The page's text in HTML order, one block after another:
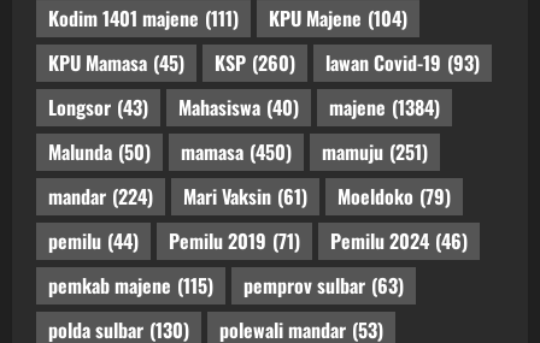
Kodim 1401 majene (111) KPU Majene (104)
KPU Mamasa (45) KSP (260) lawan Covid-19 (93)
Longsor (43) Mahasiswa (40) majene (1384)
Malunda (50) mamasa (450) mamuju (251)
mandar (224) Mari Vaksin (61) Moeldoko (79)
pemilu (44) Pemilu 2019 (71) Pemilu 2024 (46)
pemkab majene (115) pemprov sulbar (63)
polda sulbar (130) polewali mandar (53)